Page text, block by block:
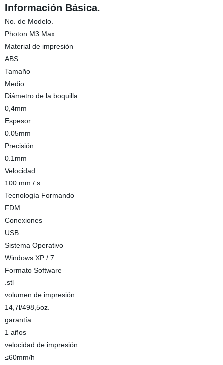
Información Básica.
No. de Modelo.
Photon M3 Max
Material de impresión
ABS
Tamaño
Medio
Diámetro de la boquilla
0,4mm
Espesor
0.05mm
Precisión
0.1mm
Velocidad
100 mm / s
Tecnología Formando
FDM
Conexiones
USB
Sistema Operativo
Windows XP / 7
Formato Software
.stl
volumen de impresión
14,7l/498,5oz.
garantía
1 años
velocidad de impresión
≤60mm/h